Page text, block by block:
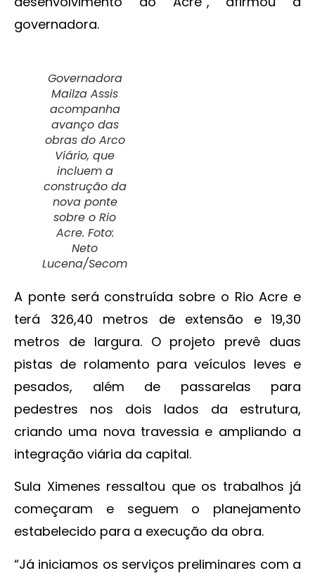
governadora.
Governadora
Mailza Assis
acompanha
avanço das
obras do Arco
Viário, que
incluem a
construção da
nova ponte
sobre o Rio
Acre. Foto:
Neto
Lucena/Secom
A ponte será construída sobre o Rio Acre e
terá 326,40 metros de extensão e 19,30
metros de largura. O projeto prevê duas
pistas de rolamento para veículos leves e
pesados, além de passarelas para
pedestres nos dois lados da estrutura,
criando uma nova travessia e ampliando a
integração viária da capital.
Sula Ximenes ressaltou que os trabalhos já
começaram e seguem o planejamento
estabelecido para a execução da obra.
“Já iniciamos os serviços preliminares com a